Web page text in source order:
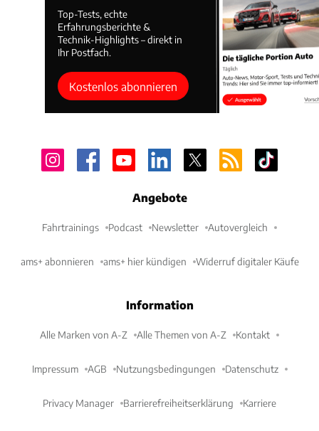
Top-Tests, echte
Erfahrungsberichte &
Technik-Highlights – direkt in
Ihr Postfach.
Kostenlos abonnieren
Angebote
Fahrtrainings Podcast Newsletter Autovergleich
ams+ abonnieren ams+ hier kündigen Widerruf digitaler Käufe
Information
Alle Marken von A-Z Alle Themen von A-Z Kontakt
Impressum AGB Nutzungsbedingungen Datenschutz
Privacy Manager Barrierefreiheitserklärung Karriere